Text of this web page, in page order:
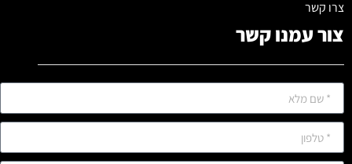
צרו קשר
צור עמנו קשר